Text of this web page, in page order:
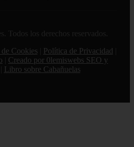
Todos los derechos reservados.
Cookies Política de Privacidad
Creado por 0lemiswebs SEO y
Libro sobre Cabañuelas